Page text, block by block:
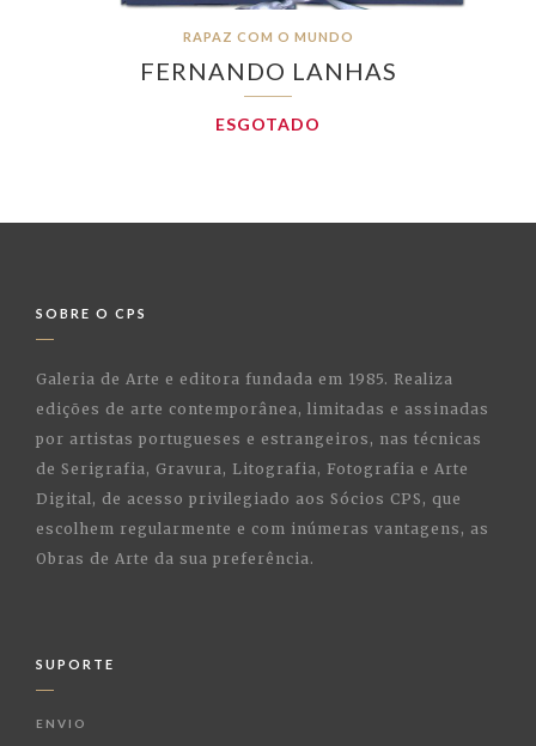
RAPAZ COM O MUNDO
FERNANDO LANHAS
ESGOTADO
SOBRE O CPS
Galeria de Arte e editora fundada em 1985. Realiza
edições de arte contemporânea, limitadas e assinadas
por artistas portugueses e estrangeiros, nas técnicas
de Serigrafia, Gravura, Litografia, Fotografia e Arte
Digital, de acesso privilegiado aos Sócios CPS, que
escolhem regularmente e com inúmeras vantagens, as
Obras de Arte da sua preferência.
SUPORTE
ENVIO